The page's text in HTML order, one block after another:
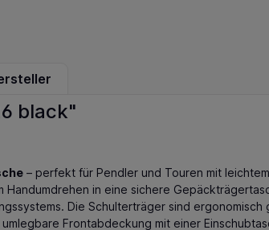
black"
– perfekt für Pendler und Touren mit
in eine sichere
Die Schulterträger sind
Frontabdeckung mit einer